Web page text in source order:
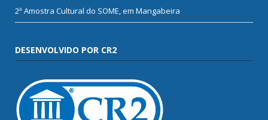
2ª Amostra Cultural do SOME, em Mangabeira
DESENVOLVIDO POR CR2